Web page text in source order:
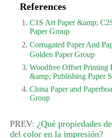
References
C1S Art Paper &amp;
Paper Group
Corrugated Paper And
Golden Paper Group
Woodfree Offset Printing
&amp; Publishing Paper
China Paper and
Group
PREV: ¿Qué propiedades
del color en la impresión?